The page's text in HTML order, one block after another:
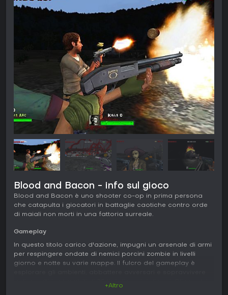
Blood and Bacon - info sul gioco
Blood and Bacon è uno shooter co-op in prima persona
che catapulta i giocatori in battaglie caotiche contro orde
di maiali non morti in una fattoria surreale.
Gameplay
In questo titolo carico d'azione, impugni un arsenale di armi
per respingere ondate di nemici porcini zombie in livelli
giorno e notte su varie mappe. Il fulcro del gameplay è
+Altro